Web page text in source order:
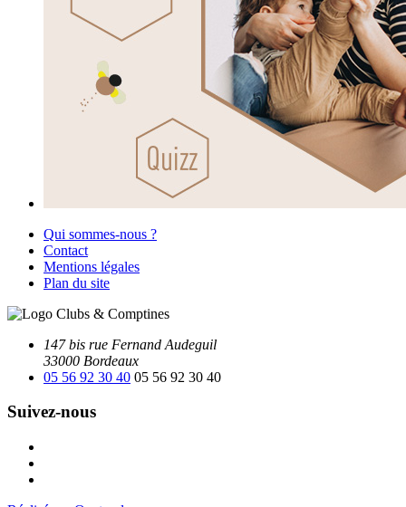
Qui sommes-nous ?
Contact
Mentions légales
Plan du site
147 bis rue Fernand Audeguil
33000 Bordeaux
05 56 92 30 40 05 56 92 30 40
Suivez-nous